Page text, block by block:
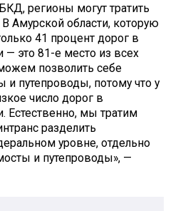
регионы могут тратить
Амурской области, которую
41 процент дорог в
— это 81-е место из всех
позволить себе
и путепроводы, потому что у
число дорог в
Естественно, мы тратим
разделить
уровне, отдельно
и путепроводы», —